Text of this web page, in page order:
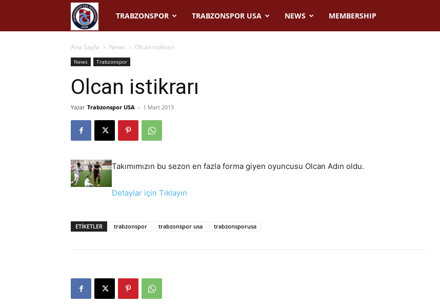
Trabzonspor
USA
TRABZONSPOR TRABZONSPOR USA NEWS MEMBERSHIP
Ana Sayfa News Olcan istikrarı
News Trabzonspor
Olcan istikrarı
Yazar Trabzonspor USA - 1 Mart 2013
Takımımızın bu sezon en fazla forma giyen oyuncusu Olcan Adın oldu.
Detaylar için Tıklayın
ETIKETLER trabzonspor trabzonspor usa trabzonsporusa